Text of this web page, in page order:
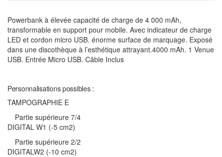
Powerbank à élevée capacité de charge de 4 000 mAh,
transformable en support pour mobile. Avec indicateur de charge
LED et cordon micro USB. énorme surface de marquage. Exposé
dans une discothèque à l’esthétique attrayant.4000 mAh. 1 Venue
USB. Entrée Micro USB. Câble Inclus
Personnalisations possibles :
TAMPOGRAPHIE E
Partie supérieure 7/4
DIGITAL W1 (-5 cm2)
Partie supérieure 2/2
DIGITALW2 (-10 cm2)